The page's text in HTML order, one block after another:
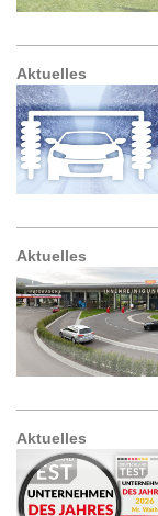
Aktuelles
Aktuelles
Aktuelles